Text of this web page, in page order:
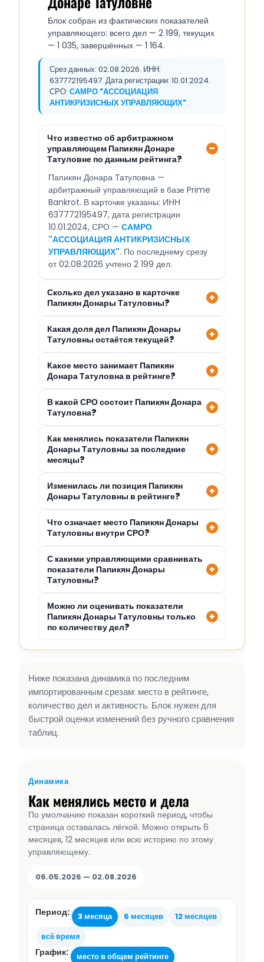
Блок собран из фактических показателей
управляющего: всего дел — 2 199, текущих
— 1 035, завершённых — 1 164.
Срез данных: 02.08.2026. ИНН:
637772195497. Дата регистрации: 10.01.2024.
СРО: САМРО "АССОЦИАЦИЯ
АНТИКРИЗИСНЫХ УПРАВЛЯЮЩИХ".
Что известно об арбитражном
управляющем Папикян Донаре
Татуловне по данным рейтинга?
Папикян Донара Татуловна —
арбитражный управляющий в базе Prime
Bankrot. В карточке указаны: ИНН
637772195497, дата регистрации
10.01.2024, СРО — САМРО
"АССОЦИАЦИЯ АНТИКРИЗИСНЫХ
УПРАВЛЯЮЩИХ". По последнему срезу
от 02.08.2026 учтено 2 199 дел.
Сколько дел указано в карточке
Папикян Донары Татуловны?
Какая доля дел Папикян Донары
Татуловны остаётся текущей?
Какое место занимает Папикян
Донара Татуловна в рейтинге?
В какой СРО состоит Папикян Донара
Татуловна?
Как менялись показатели Папикян
Донары Татуловны за последние
месяцы?
Изменилась ли позиция Папикян
Донары Татуловны в рейтинге?
Что означает место Папикян Донары
Татуловны внутри СРО?
С какими управляющими сравнивать
показатели Папикян Донары
Татуловны?
Можно ли оценивать показатели
Папикян Донары Татуловны только
по количеству дел?
Ниже показана динамика по последним
импортированным срезам: место в рейтинге,
количество дел и активность. Блок нужен для
быстрой оценки изменений без ручного сравнения
таблиц.
Динамика
Как менялись место и дела
По умолчанию показан короткий период, чтобы
страница оставалась лёгкой. Можно открыть 6
месяцев, 12 месяцев или всю историю по этому
управляющему.
06.05.2026 — 02.08.2026
Период: 3 месяца 6 месяцев
12 месяцев
всё время
График:
место в общем рейтинге